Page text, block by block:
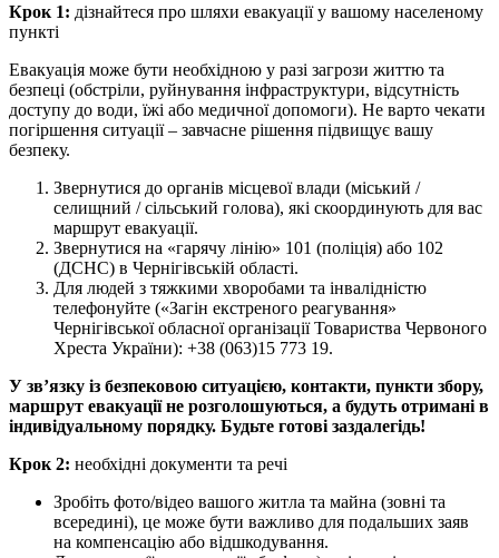
Крок 1: дізнайтеся про шляхи евакуації у вашому населеному
пункті
Евакуація може бути необхідною у разі загрози життю та
безпеці (обстріли, руйнування інфраструктури, відсутність
доступу до води, їжі або медичної допомоги). Не варто чекати
погіршення ситуації – завчасне рішення підвищує вашу
безпеку.
Звернутися до органів місцевої влади (міський /
селищний / сільський голова), які скоординують для вас
маршрут евакуації.
Звернутися на «гарячу лінію» 101 (поліція) або 102
(ДСНС) в Чернігівській області.
Для людей з тяжкими хворобами та інвалідністю
телефонуйте («Загін екстреного реагування»
Чернігівської обласної організації Товариства Червоного
Хреста України): +38 (063)15 773 19.
У зв’язку із безпековою ситуацією, контакти, пункти збору,
маршрут евакуації не розголошуються, а будуть отримані в
індивідуальному порядку. Будьте готові заздалегідь!
Крок 2: необхідні документи та речі
Зробіть фото/відео вашого житла та майна (зовні та
всередині), це може бути важливо для подальших заяв
на компенсацію або відшкодування.